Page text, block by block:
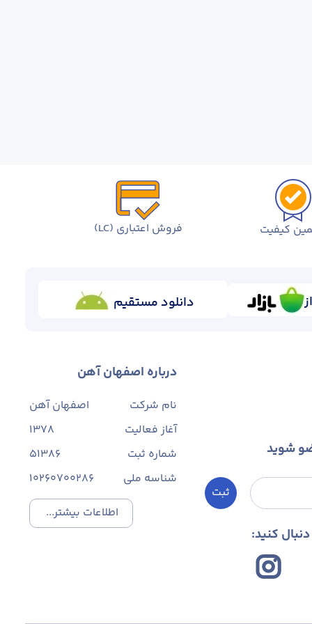
کیفیت فروش اعتباری (LC)
دانلود مستقیم
شوید
ثبت
کنید:
درباره اصفهان آهن
نام شرکت
اصفهان آهن
آغاز فعالیت
1378
شماره ثبت
۵۱۳۸۶
شناسه ملی
10260700286
اطلاعات بیشتر...